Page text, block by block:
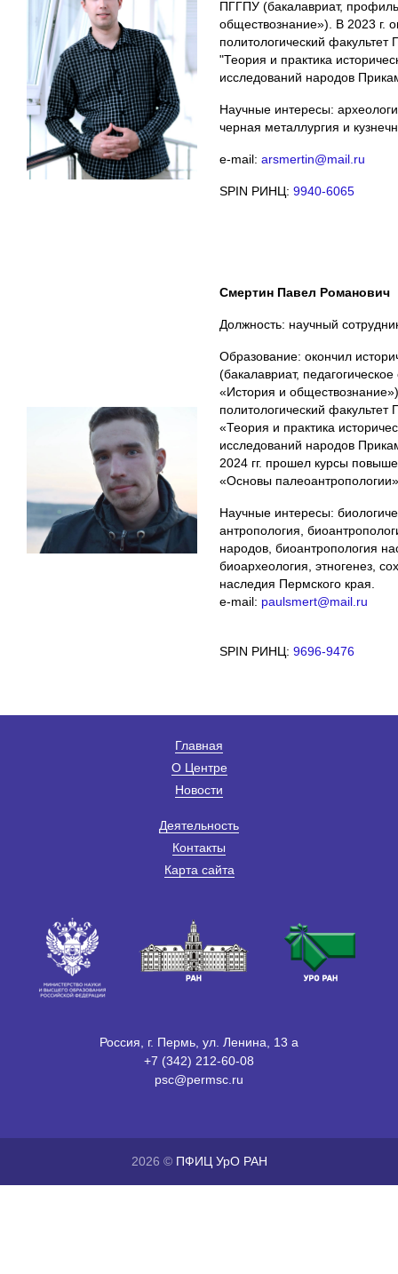
ПГГПУ (бакалавриат,
обществознание»). В 2023 г.
политологический
"Теория и практика
исследований народов
Научные интересы:
черная металлургия и
e-mail: arsmertin@mail.ru
SPIN РИНЦ: 9940-6065
Смертин Павел Романович
Должность: научный
Образование: окончил
(бакалавриат,
«История и
политологический
«Теория и практика
исследований народов
2024 гг. прошел курсы
«Основы
Научные интересы:
антропология,
народов, биоантропология
биоархеология, этногенез,
наследия Пермского края.
e-mail: paulsmert@mail.ru
SPIN РИНЦ: 9696-9476
Главная
О Центре
Новости
Деятельность
Контакты
Карта сайта
Россия, г. Пермь, ул. Ленина, 13 а
+7 (342) 212-60-08
psc@permsc.ru
2026 © ПФИЦ УрО РАН